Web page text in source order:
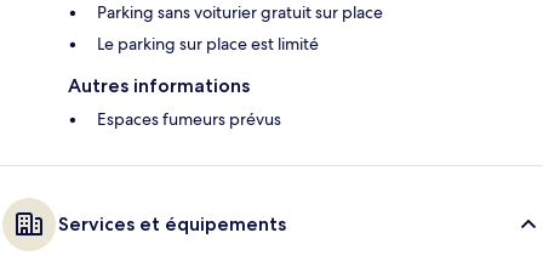
Parking sans voiturier gratuit sur place
Le parking sur place est limité
Autres informations
Espaces fumeurs prévus
Services et équipements